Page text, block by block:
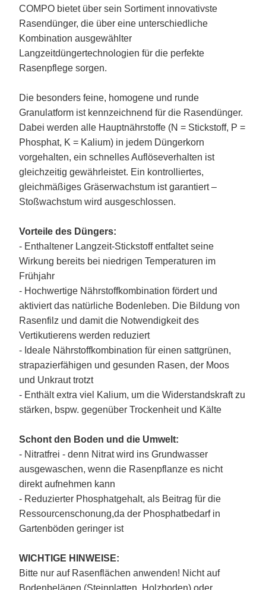
COMPO bietet über sein Sortiment innovativste
Rasendünger, die über eine unterschiedliche
Kombination ausgewählter
Langzeitdüngertechnologien für die perfekte
Rasenpflege sorgen.
Die besonders feine, homogene und runde
Granulatform ist kennzeichnend für die Rasendünger.
Dabei werden alle Hauptnährstoffe (N = Stickstoff, P =
Phosphat, K = Kalium) in jedem Düngerkorn
vorgehalten, ein schnelles Auflöseverhalten ist
gleichzeitig gewährleistet. Ein kontrolliertes,
gleichmäßiges Gräserwachstum ist garantiert –
Stoßwachstum wird ausgeschlossen.
Vorteile des Düngers:
- Enthaltener Langzeit-Stickstoff entfaltet seine
Wirkung bereits bei niedrigen Temperaturen im
Frühjahr
- Hochwertige Nährstoffkombination fördert und
aktiviert das natürliche Bodenleben. Die Bildung von
Rasenfilz und damit die Notwendigkeit des
Vertikutierens werden reduziert
- Ideale Nährstoffkombination für einen sattgrünen,
strapazierfähigen und gesunden Rasen, der Moos
und Unkraut trotzt
- Enthält extra viel Kalium, um die Widerstandskraft zu
stärken, bspw. gegenüber Trockenheit und Kälte
Schont den Boden und die Umwelt:
- Nitratfrei - denn Nitrat wird ins Grundwasser
ausgewaschen, wenn die Rasenpflanze es nicht
direkt aufnehmen kann
- Reduzierter Phosphatgehalt, als Beitrag für die
Ressourcenschonung,da der Phosphatbedarf in
Gartenböden geringer ist
WICHTIGE HINWEISE:
Bitte nur auf Rasenflächen anwenden! Nicht auf